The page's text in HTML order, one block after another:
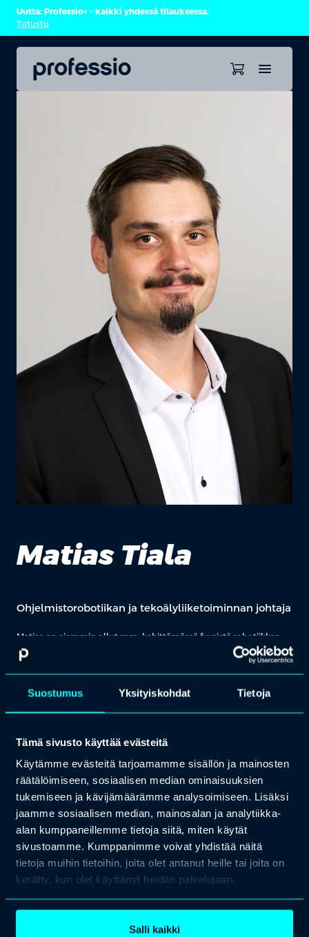
Suostumus Yksityiskohdat Tietoja
Tämä sivusto käyttää evästeitä
Käytämme evästeitä tarjoamamme sisällön ja mainosten
räätälöimiseen, sosiaalisen median ominaisuuksien
tukemiseen ja kävijämäärämme analysoimiseen. Lisäksi
jaamme sosiaalisen median, mainosalan ja analytiikka-
alan kumppaneillemme tietoja siitä, miten käytät
sivustoamme. Kumppanimme voivat yhdistää näitä
tietoja muihin tietoihin, joita olet antanut heille tai joita on
kerätty, kun olet käyttänyt heidän palvelujaan.
Salli kaikki
Uutta: Professio+ – kaikki yhdessä tilauksessa.
Tutustu
Matias Tiala
Ohjelmistorobotiikan ja tekoälyliiketoiminnan johtaja
Matias on aiemmin ollut mm. kehittämässä fyysistä robotiikkaa
terveysteknologian alalla. Hän on ollut Starialla tammikuusta
2018 kehittämässä ja automatisoimassa Starian sisäisiä prosesseja
sekä rakentamassa ohjelmistorobotiikka ja tekoälyliiketoimintaa.
Matias on päässyt näkemään ja kehittämään monenlaisia
liiketoimia uusien teknologioiden avulla. Hän on pystynyt
käytännönläheisen lähestymisen avulla.
Matiaksen erityisosaamista on kyky hahmottaa oleellinen
monimutkaisista kokonaisuuksista sekä taito kommunikoida
erilaisten ihmisten ja asiantuntijoiden kanssa. Hän myös tykkään
käsitellä asioita hyvin käytännönläheisesti ja sitä tällä hetkellä
paljon kaivataan esim. ohjelmistorobotiikan ja tekoälyn ympärillä,
koska teknologia itsessään on vielä hyvin abstraktia.
Oyj